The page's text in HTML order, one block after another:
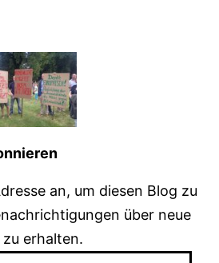
an, um diesen Blog zu
über neue
erhalten.